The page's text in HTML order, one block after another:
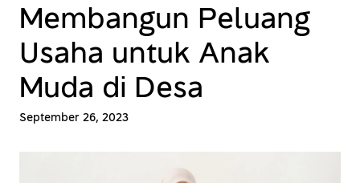
Membangun Peluang
Usaha untuk Anak
Muda di Desa
September 26, 2023